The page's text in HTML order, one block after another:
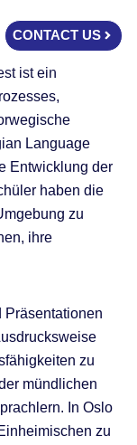
CONTACT US
ist ein
Language
Entwicklung der
haben die
zu
ihre
Präsentationen
zu
mündlichen
In Oslo
zu